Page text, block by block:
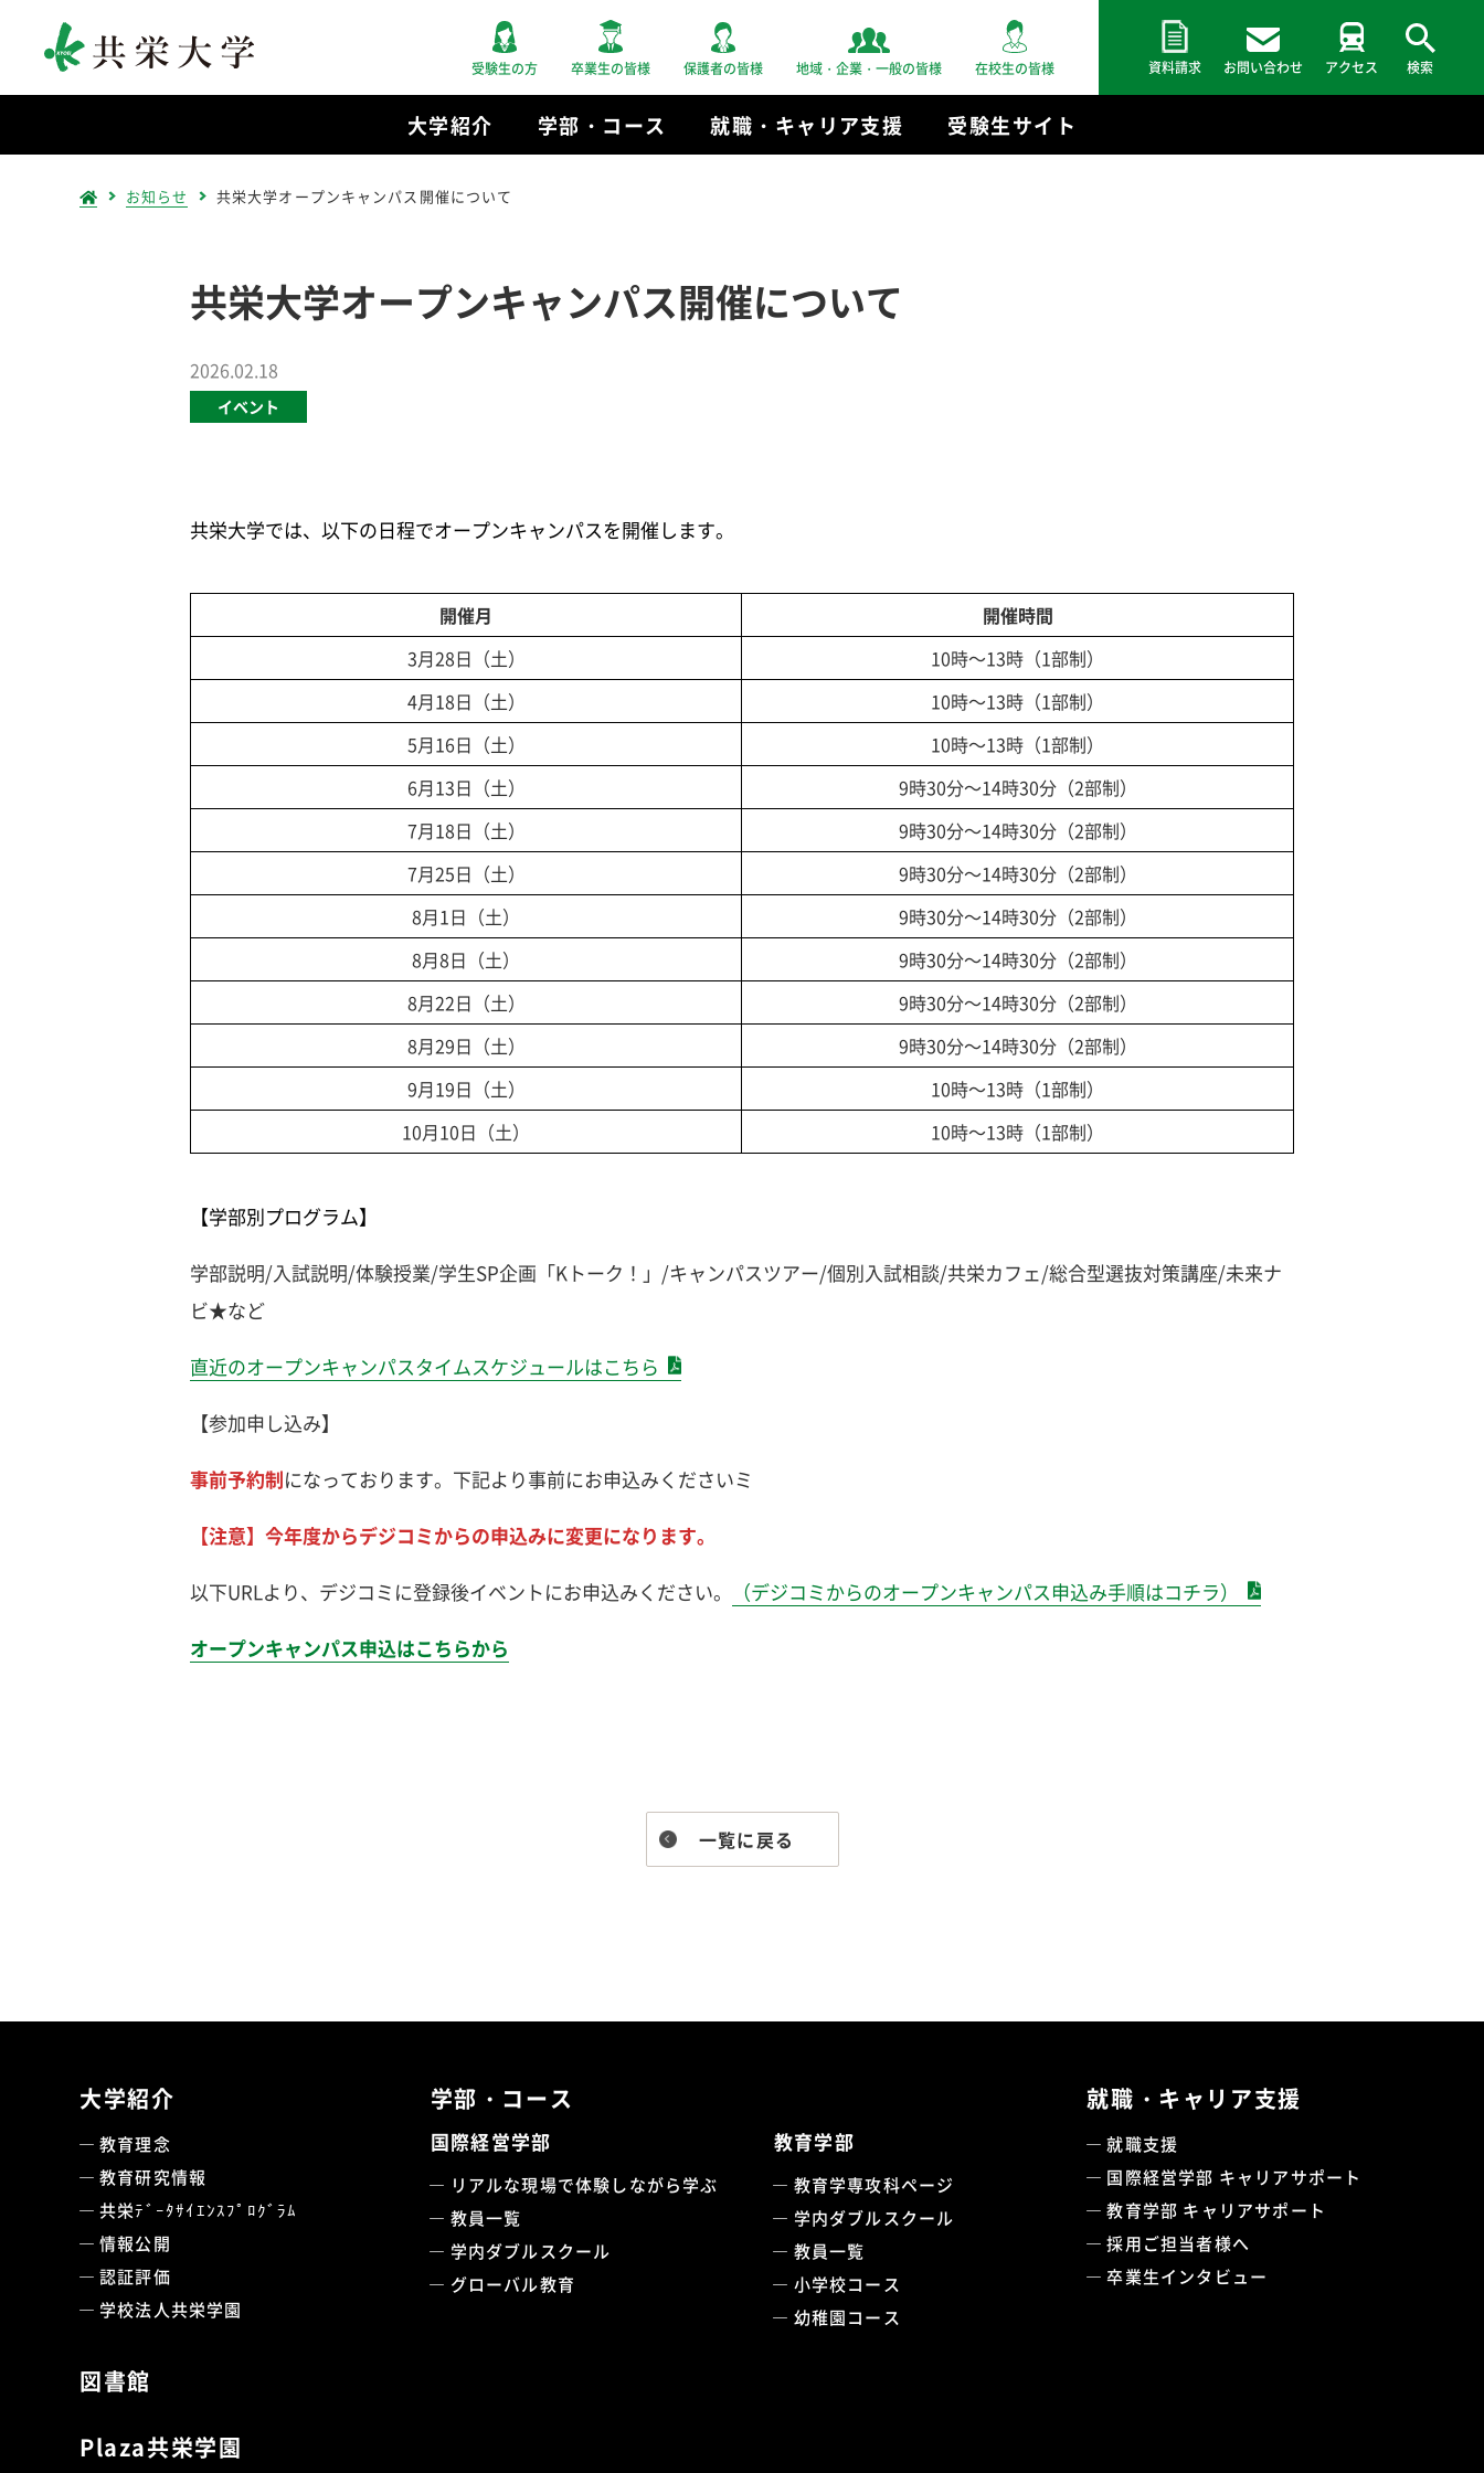
受験生の方 卒業生の皆様 保護者の皆様 地域・企業・一般の皆様 在校生の皆様 資料請求 お問い合わせ アクセス 検索
大学紹介 学部・コース 就職・キャリア支援 受験生サイト
お知らせ 共栄大学オープンキャンパス開催について
共栄大学オープンキャンパス開催について
2026.02.18
イベント
共栄大学では、以下の日程でオープンキャンパスを開催します。
開催月
開催時間
3月28日（土）
10時～13時（1部制）
4月18日（土）
10時～13時（1部制）
5月16日（土）
10時～13時（1部制）
6月13日（土）
9時30分～14時30分（2部制）
7月18日（土）
9時30分～14時30分（2部制）
7月25日（土）
9時30分～14時30分（2部制）
8月1日（土）
9時30分～14時30分（2部制）
8月8日（土）
9時30分～14時30分（2部制）
8月22日（土）
9時30分～14時30分（2部制）
8月29日（土）
9時30分～14時30分（2部制）
9月19日（土）
10時～13時（1部制）
10月10日（土）
10時～13時（1部制）
【学部別プログラム】
学部説明/入試説明/体験授業/学生SP企画「Kトーク！」/キャンパスツアー/個別入試相談/共栄カフェ/総合型選抜対策講座/未来ナ
ビ★など
直近のオープンキャンパスタイムスケジュールはこちら
【参加申し込み】
事前予約制になっております。下記より事前にお申込みくださいミ
【注意】今年度からデジコミからの申込みに変更になります。
以下URLより、デジコミに登録後イベントにお申込みください。 （デジコミからのオープンキャンパス申込み手順はコチラ）
オープンキャンパス申込はこちらから
一覧に戻る
大学紹介
教育理念
教育研究情報
共栄ﾃﾞｰﾀｻｲｴﾝｽﾌﾟﾛｸﾞﾗﾑ
情報公開
認証評価
学校法人共栄学園
図書館
Plaza共栄学園
学部・コース
国際経営学部
リアルな現場で体験しながら学ぶ
教員一覧
学内ダブルスクール
グローバル教育
教育学部
教育学専攻科ページ
学内ダブルスクール
教員一覧
小学校コース
幼稚園コース
就職・キャリア支援
就職支援
国際経営学部 キャリアサポート
教育学部 キャリアサポート
採用ご担当者様へ
卒業生インタビュー